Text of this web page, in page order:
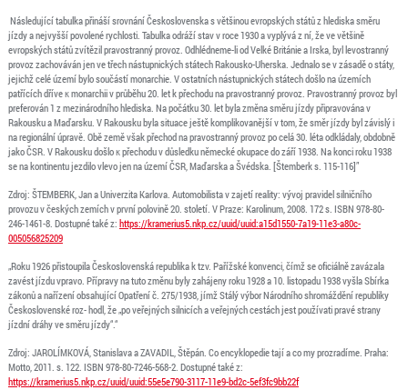
Následující tabulka přináší srovnání Československa s většinou evropských států z hlediska směru
jízdy a nejvyšší povolené rychlosti. Tabulka odráží stav v roce 1930 a vyplývá z ní, že ve většině
evropských států zvítězil pravostranný provoz. Odhlédneme-li od Velké Británie a Irska, byl levostranný
provoz zachováván jen ve třech nástupnických státech Rakousko-Uherska. Jednalo se v zásadě o státy,
jejichž celé území bylo součástí monarchie. V ostatních nástupnických státech došlo na územích
patřících dříve к monarchii v průběhu 20. let k přechodu na pravostranný provoz. Pravostranný provoz byl
preferován 1 z mezinárodního hlediska. Na počátku 30. let byla změna směru jízdy připravována v
Rakousku a Maďarsku. V Rakousku byla situace ještě komplikovanější v tom, že směr jízdy byl závislý i
na regionální úpravě. Obě země však přechod na pravostranný provoz po celá 30. léta odkládaly, obdobně
jako ČSR. V Rakousku došlo к přechodu v důsledku německé okupace do září 1938. Na konci roku 1938
se na kontinentu jezdilo vlevo jen na území ČSR, Maďarska a Švédska. [Štemberk s. 115-116]”
Zdroj: ŠTEMBERK, Jan a Univerzita Karlova. Automobilista v zajetí reality: vývoj pravidel silničního
provozu v českých zemích v první polovině 20. století. V Praze: Karolinum, 2008. 172 s. ISBN 978-80-
246-1461-8. Dostupné také z: https://kramerius5.nkp.cz/uuid/uuid:a15d1550-7a19-11e3-a80c-
005056825209
„Roku 1926 přistoupila Československá republika k tzv. Pařížské konvenci, čímž se oficiálně zavázala
zavést jízdu vpravo. Přípravy na tuto změnu byly zahájeny roku 1928 a 10. listopadu 1938 vyšla Sbírka
zákonů a nařízení obsahující Opatření č. 275/1938, jímž Stálý výbor Národního shromáždění republiky
Československé roz- hodl, že „po veřejných silnicích a veřejných cestách jest používati pravé strany
jízdní dráhy ve směru jízdy“.“
Zdroj: JAROLÍMKOVÁ, Stanislava a ZAVADIL, Štěpán. Co encyklopedie tají a co my prozradíme. Praha:
Motto, 2011. s. 122. ISBN 978-80-7246-568-2. Dostupné také z:
https://kramerius5.nkp.cz/uuid/uuid:55e5e790-3117-11e9-bd2c-5ef3fc9bb22f